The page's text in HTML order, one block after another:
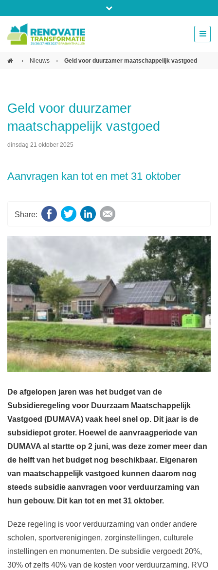
beurs@54events.nl
› Nieuws › Geld voor duurzamer maatschappelijk vastgoed
Geld voor duurzamer
maatschappelijk vastgoed
dinsdag 21 oktober 2025
Aanvragen kan tot en met 31 oktober
Facebook
Twitter LinkedIn
De afgelopen jaren was het budget van de
Subsidieregeling voor Duurzaam Maatschappelijk
Vastgoed (DUMAVA) vaak heel snel op. Dit jaar is de
subsidiepot groter. Hoewel de aanvraagperiode van
DUMAVA al startte op 2 juni, was deze zomer meer dan
de helft van het budget nog beschikbaar. Eigenaren
van maatschappelijk vastgoed kunnen daarom nog
steeds subsidie aanvragen voor verduurzaming van
hun gebouw. Dit kan tot en met 31 oktober.
Deze regeling is voor verduurzaming van onder andere
scholen, sportverenigingen, zorginstellingen, culturele
instellingen en monumenten. De subsidie vergoedt 20%,
30% of zelfs 40% van de kosten voor verduurzaming. RVO